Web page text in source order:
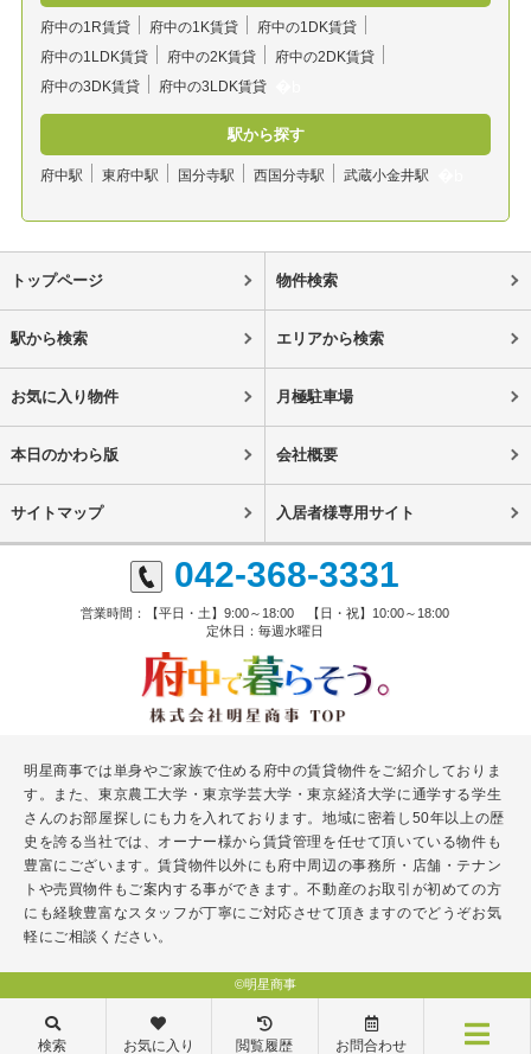
府中の1R賃貸 府中の1K賃貸
府中の1DK賃貸
府中の1LDK賃貸
府中の2K賃貸
府中の2DK賃貸
府中の3DK賃貸
府中の3LDK賃貸
駅から探す
府中駅 東府中駅 国分寺駅 西国分寺駅 武蔵小金井駅
トップページ 物件検索
駅から検索 エリアから検索
お気に入り物件 月極駐車場
本日のかわら版 会社概要
サイトマップ 入居者様専用サイト
042-368-3331
営業時間：【平日・土】9:00～18:00 【日・祝】10:00～18:00
定休日：毎週水曜日
明星商事では単身やご家族で住める府中の賃貸物件をご紹介しておりま
す。また、東京農工大学・東京学芸大学・東京経済大学に通学する学生
さんのお部屋探しにも力を入れております。地域に密着し50年以上の歴
史を誇る当社では、オーナー様から賃貸管理を任せて頂いている物件も
豊富にございます。賃貸物件以外にも府中周辺の事務所・店舗・テナン
トや売買物件もご案内する事ができます。不動産のお取引が初めての方
にも経験豊富なスタッフが丁寧にご対応させて頂きますのでどうぞお気
軽にご相談ください。
©明星商事
検索 お気に入り 閲覧履歴 お問合わせ